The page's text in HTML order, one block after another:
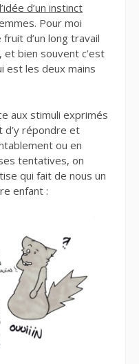
d’un instinct
Pour moi
d’un long travail
et bien souvent c’est
est les deux mains
aux stimuli exprimés
d’y répondre et
ou en
tentatives, on
qui fait de nous un
enfant :